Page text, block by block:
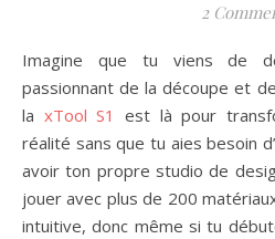
2
Imagine que tu viens de débarquer dans l’univers
passionnant de la découpe et
la xTool S1
est là pour
réalité sans que tu aies besoin
avoir ton propre studio de
jouer avec plus de 200
intuitive, donc même si tu